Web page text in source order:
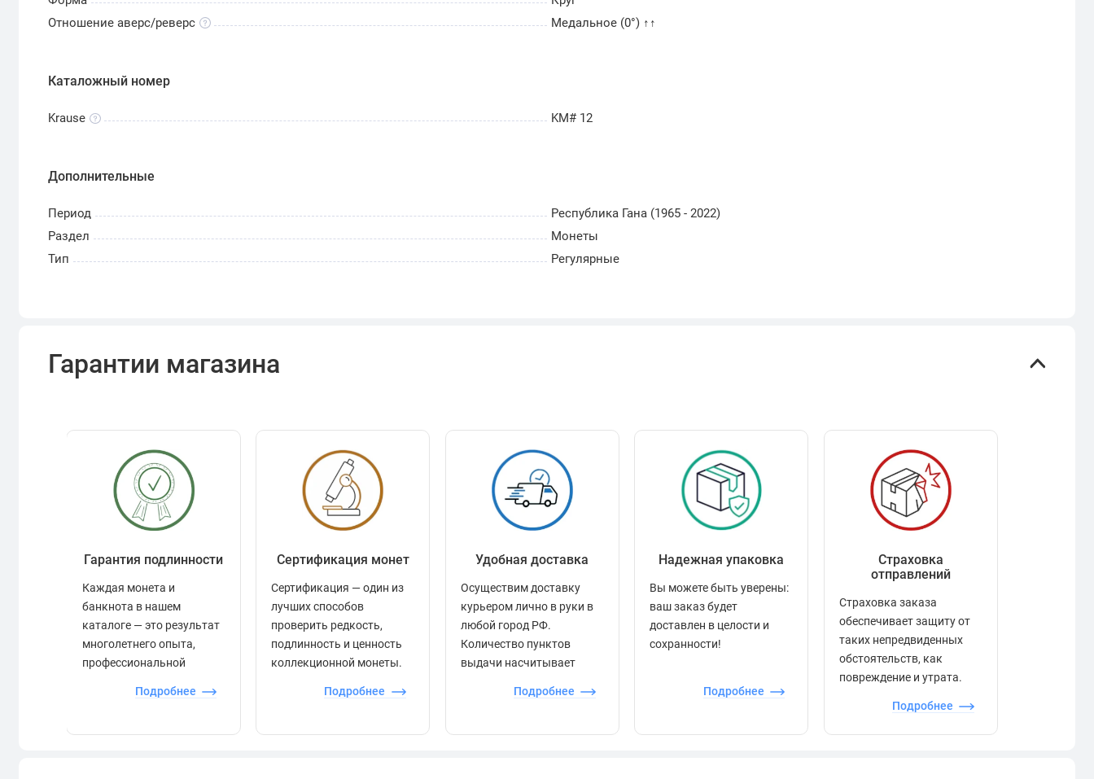
Отношение аверс/реверс
Медальное (0°) ↑↑
Каталожный номер
Krause KM# 12
Дополнительные
Период
Республика Гана (1965 - 2022)
Раздел
Монеты
Тип
Регулярные
Гарантии магазина
Гарантия подлинности
Каждая монета и
банкнота в нашем
каталоге — это результат
многолетнего опыта,
профессиональной
контроля.
Подробнее
Сертификация монет
Сертификация — один из
лучших способов
проверить редкость,
подлинность и ценность
коллекционной монеты.
Подробнее
Удобная доставка
Осуществим доставку
курьером лично в руки в
любой город РФ.
Количество пунктов
выдачи насчитывает
всей стране.
Подробнее
Надежная упаковка
Вы можете быть уверены:
ваш заказ будет
доставлен в целости и
сохранности!
Подробнее
Страховка
отправлений
Страховка заказа
обеспечивает защиту от
таких непредвиденных
обстоятельств, как
повреждение и утрата.
Подробнее